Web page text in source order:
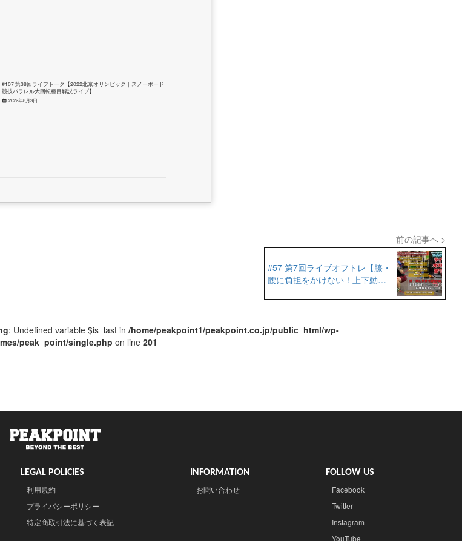
#107 第38回ライブトーク【2022北京オリンピック｜スノーボード
競技パラレル大回転種目解説ライブ】
2022年8月3日
前の記事へ >
#57 第7回ライブオフトレ【膝・
腰に負担をかけない！上下動動
: Undefined variable $is_last in/home/peakpoint1/peakpoint.co.jp/public_html/wp-
peak_point/single.php on line201
LEGAL POLICIES
利用規約
プライバシーポリシー
特定商取引法に基づく表記
INFORMATION
お問い合わせ
FOLLOW US
Facebook
Twitter
Instagram
YouTube